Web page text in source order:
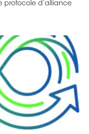
protocole d’alliance